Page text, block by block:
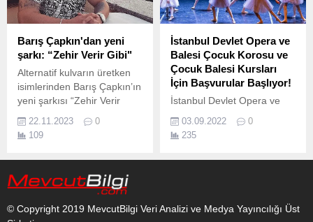
bir davet ile 3 Ekim
Pazartesi akşamı, Bebek’te
tanıttı.
Barış Çapkın'dan yeni
şarkı: “Zehir Verir Gibi"
Alternatif kulvarın üretken
isimlerinden Barış Çapkın’ın
yeni şarkısı “Zehir Verir
Gibi”, On Air Music Co.
22.11.2023
0
109
İstanbul Devlet Opera ve
Balesi Çocuk Korosu ve
Çocuk Balesi Kursları
İçin Başvurular Başlıyor!
İstanbul Devlet Opera ve
Balesi Müdürlüğü
bünyesinde çalışmalarını
sürdürmekte olan Çocuk
03.09.2022
0
235
© Copyright 2019 MevcutBilgi Veri Analizi ve Medya Yayıncılığı Üst